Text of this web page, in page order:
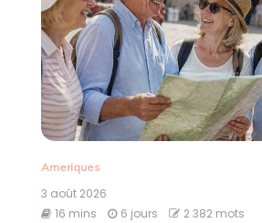
Ameriques
3 août 2026
16 mins
6 jours 2 382 mots